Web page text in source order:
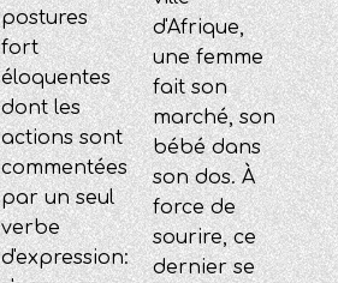
postures
fort
éloquentes
dont les
actions sont
commentées
par un seul
verbe
d'expression:
d'Afrique,
une femme
fait son
marché, son
bébé dans
son dos. À
force de
sourire, ce
dernier se